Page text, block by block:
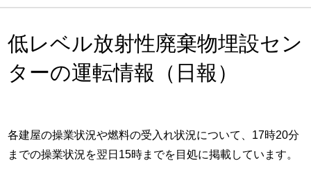
低レベル放射性廃棄物埋設セン
ターの運転情報（日報）
各建屋の操業状況や燃料の受入れ状況について、17時20分
までの操業状況を翌日15時までを目処に掲載しています。